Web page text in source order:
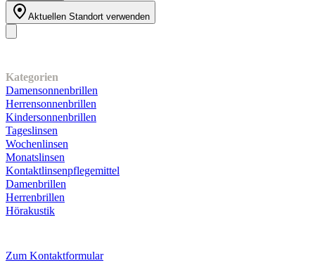
Aktuellen Standort verwenden
Kategorien
Damensonnenbrillen
Herrensonnenbrillen
Kindersonnenbrillen
Tageslinsen
Wochenlinsen
Monatslinsen
Kontaktlinsenpflegemittel
Damenbrillen
Herrenbrillen
Hörakustik
Zum Kontaktformular